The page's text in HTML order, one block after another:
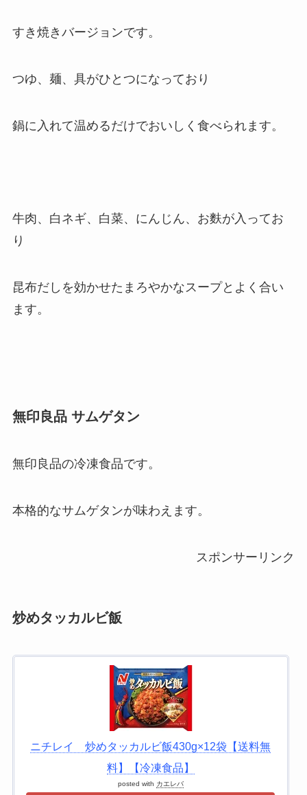
すき焼きバージョンです。
つゆ、麺、具がひとつになっており
鍋に入れて温めるだけでおいしく食べられます。
牛肉、白ネギ、白菜、にんじん、お麩が入ってお
り
昆布だしを効かせたまろやかなスープとよく合い
ます。
無印良品 サムゲタン
無印良品の冷凍食品です。
本格的なサムゲタンが味わえます。
スポンサーリンク
炒めタッカルビ飯
ニチレイ 炒めタッカルビ飯430g×12袋【送料無
料】【冷凍食品】
posted with カエレバ